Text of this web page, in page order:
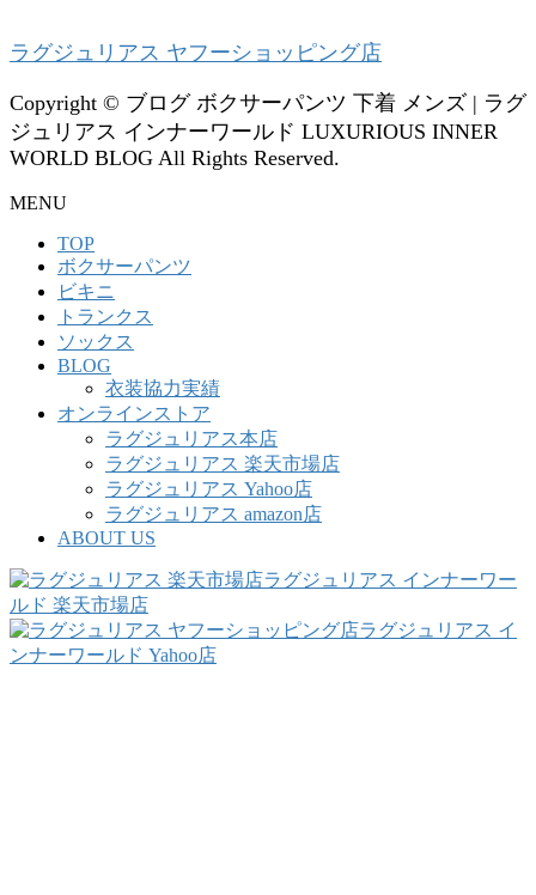
ラグジュリアス ヤフーショッピング店
Copyright © ブログ ボクサーパンツ 下着 メンズ | ラグ
ジュリアス インナーワールド LUXURIOUS INNER
WORLD BLOG All Rights Reserved.
MENU
TOP
ボクサーパンツ
ビキニ
トランクス
ソックス
BLOG
衣装協力実績
オンラインストア
ラグジュリアス本店
ラグジュリアス 楽天市場店
ラグジュリアス Yahoo店
ラグジュリアス amazon店
ABOUT US
ラグジュリアス インナーワー
ルド 楽天市場店
ラグジュリアス イ
ンナーワールド Yahoo店